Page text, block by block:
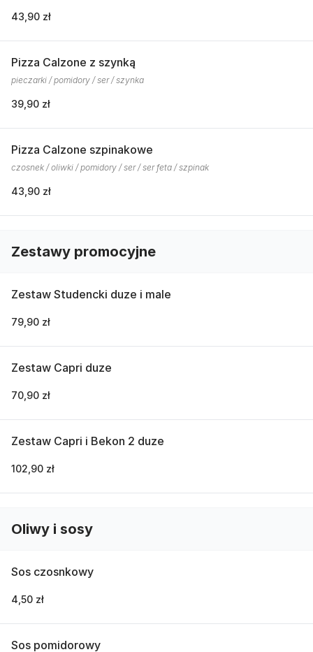
43,90 zł
Pizza Calzone z szynką
pieczarki / pomidory / ser / szynka
39,90 zł
Pizza Calzone szpinakowe
czosnek / oliwki / pomidory / ser / ser feta / szpinak
43,90 zł
Zestawy promocyjne
Zestaw Studencki duze i male
79,90 zł
Zestaw Capri duze
70,90 zł
Zestaw Capri i Bekon 2 duze
102,90 zł
Oliwy i sosy
Sos czosnkowy
4,50 zł
Sos pomidorowy